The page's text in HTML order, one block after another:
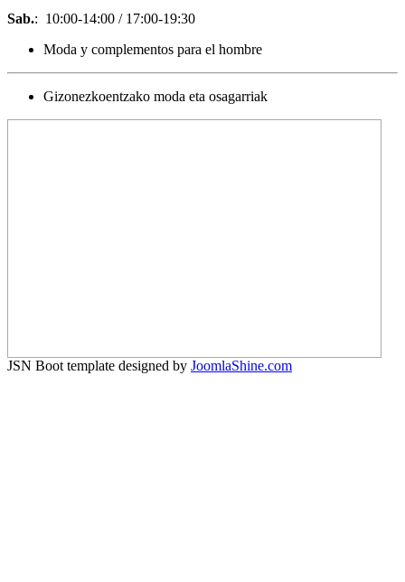
Sab.: 10:00-14:00 / 17:00-19:30
Moda y complementos para el hombre
Gizonezkoentzako moda eta osagarriak
JSN Boot template designed by JoomlaShine.com